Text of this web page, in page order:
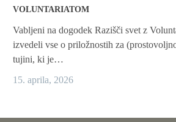
VOLUNTARIATOM
Vabljeni na dogodek Razišči svet z
izvedeli vse o priložnostih za
tujini, ki je…
15. aprila, 2026